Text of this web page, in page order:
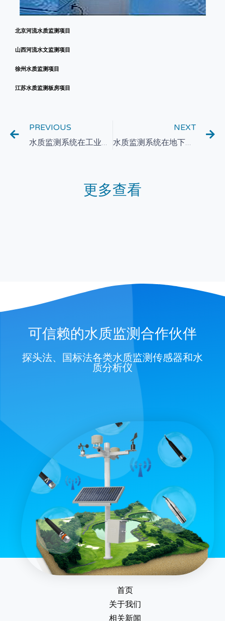
北京河流水质监测项目
山西河流水文监测项目
徐州水质监测项目
江苏水质监测板房项目
PREVIOUS
水质监测系统在工业生产过程中的应用与优化
NEXT
水质监测系统在地下水资源管理中的应用与挑战
更多查看
可信赖的水质监测合作伙伴
探头法、国标法各类水质监测传感器和水
质分析仪
首页
关于我们
相关新闻